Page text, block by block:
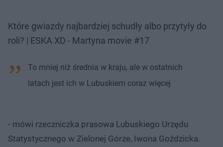
Które gwiazdy najbardziej schudły albo przytyły do
roli? | ESKA XD - Martyna movie #17
To mniej niż średnia w kraju, ale w ostatnich
latach jest ich w Lubuskiem coraz więcej
- mówi rzeczniczka prasowa Lubuskiego Urzędu
Statystycznego w Zielonej Górze, Iwona Goździcka.